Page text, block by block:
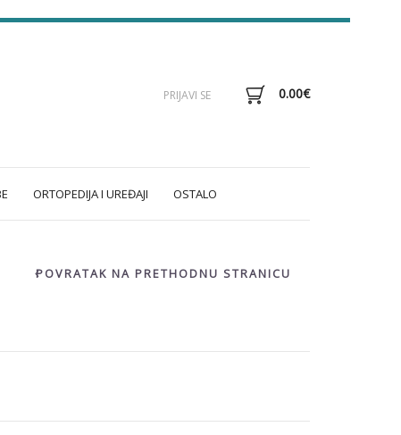
PRIJAVI SE 0.00€
ORTOPEDIJA I UREĐAJI OSTALO
POVRATAK NA PRETHODNU STRANICU